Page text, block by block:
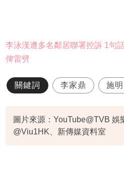
李泳漢遭多名鄰居聯署控訴 1句
俾雷劈
關鍵詞 李家鼎 施明
圖片來源：YouTube@TVB 娛
@Viu1HK、新傳媒資料室